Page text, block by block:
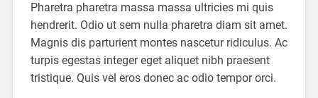
Pharetra pharetra massa massa ultricies mi quis
hendrerit. Odio ut sem nulla pharetra diam sit amet.
Magnis dis parturient montes nascetur ridiculus. Ac
turpis egestas integer eget aliquet nibh praesent
tristique. Quis vel eros donec ac odio tempor orci.